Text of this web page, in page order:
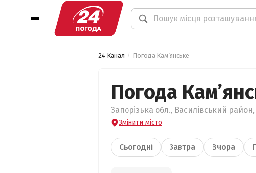
24 Канал Погода Кам’янське
Погода
Запорізька обл., Василівський
Змінити місто
Сьогодні Завтра Вчора